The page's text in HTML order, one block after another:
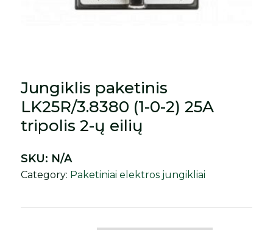
Jungiklis paketinis
LK25R/3.8380 (1-0-2) 25A
tripolis 2-ų eilių
SKU: N/A
Category: Paketiniai elektros jungikliai